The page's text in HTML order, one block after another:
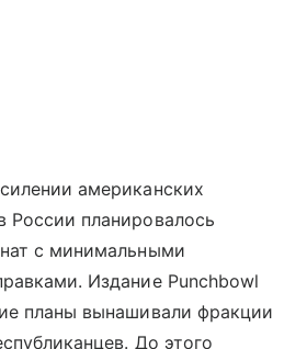
американских
России планировалось
с минимальными
Издание Punchbowl
планы вынашивали фракции
До этого